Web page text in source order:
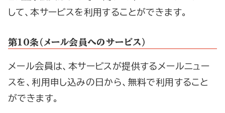
して、本サービスを利用することができます。
第１０条（メール会員へのサービス）
メール会員は、本サービスが提供するメールニュー
スを、利用申し込みの日から、無料で利用すること
ができます。